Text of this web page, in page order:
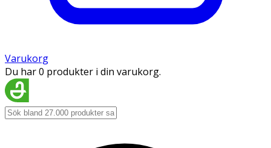
Varukorg
Du har 0 produkter i din varukorg.